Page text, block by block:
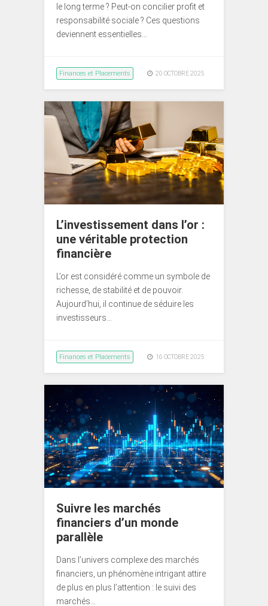
le long terme ? Peut-on concilier profit et
responsabilité sociale ? Ces questions
deviennent essentielles…
Finances et Placements 20 OCTOBRE 2025
L’investissement dans l’or :
une véritable protection
financière
L’or est considéré comme un symbole de
richesse, de stabilité et de pouvoir.
Aujourd’hui, il continue de séduire les
investisseurs…
Finances et Placements 16 OCTOBRE 2025
Suivre les marchés
financiers d’un monde
parallèle
Dans l’univers complexe des marchés
financiers, un phénomène intrigant attire
de plus en plus l’attention : le suivi des
marchés…